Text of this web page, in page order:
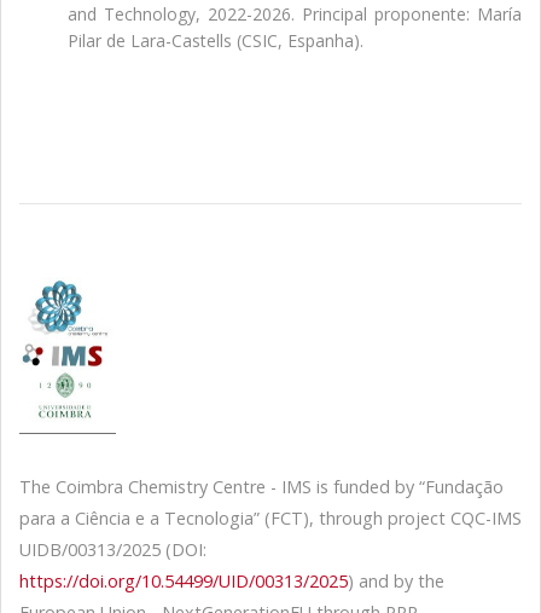
and Technology, 2022-2026. Principal proponente: María
Pilar de Lara-Castells (CSIC, Espanha).
The Coimbra Chemistry Centre - IMS is funded by “Fundação
para a Ciência e a Tecnologia” (FCT), through project CQC-IMS
UIDB/00313/2025 (DOI:
https://doi.org/10.54499/UID/00313/2025) and by the